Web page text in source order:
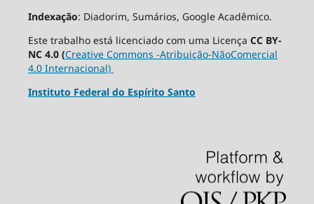
Indexação: Diadorim, Sumários, Google Acadêmico.
Este trabalho está licenciado com uma Licença CC BY-
NC 4.0 (Creative Commons -Atribuição-NãoComercial
4.0 Internacional)
Instituto Federal do Espírito Santo